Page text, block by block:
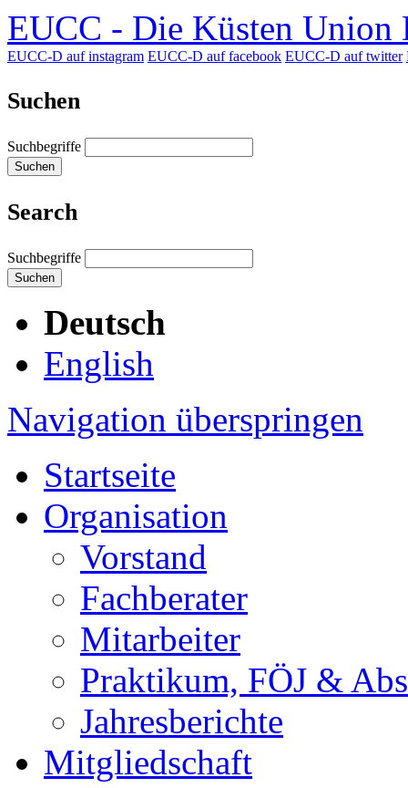
EUCC - Die Küsten Union
EUCC-D auf instagram EUCC-D auf facebook EUCC-D auf twitter
Suchen
Suchbegriffe
Suchen
Search
Suchbegriffe
Suchen
Deutsch
English
Navigation überspringen
Startseite
Organisation
Vorstand
Fachberater
Mitarbeiter
Praktikum, FÖJ &
Jahresberichte
Mitgliedschaft